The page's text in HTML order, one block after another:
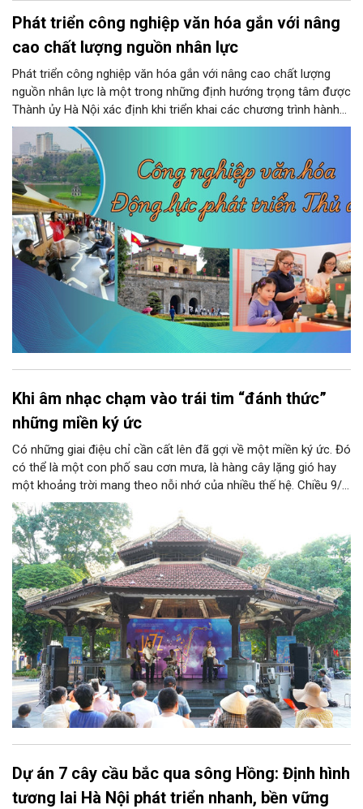
Phát triển công nghiệp văn hóa gắn với nâng
cao chất lượng nguồn nhân lực
Phát triển công nghiệp văn hóa gắn với nâng cao chất lượng
nguồn nhân lực là một trong những định hướng trọng tâm được
Thành ủy Hà Nội xác định khi triển khai các chương trình hành
động thực hiện các nghị quyết của Bộ Chính trị về giáo dục -
đào tạo, y tế và văn hóa. Theo kết luận của đồng chí Nguyễn
Văn Phong, Phó Bí thư Thành ủy, nhiều nhiệm vụ, giải pháp đồng
bộ đã được đặt ra nhằm phát huy nguồn lực con người, khơi
dậy sức mạnh văn hóa và tạo nền tảng cho sự phát triển bền
vững của Thủ đô.
Khi âm nhạc chạm vào trái tim “đánh thức”
những miền ký ức
Có những giai điệu chỉ cần cất lên đã gợi về một miền ký ức. Đó
có thể là một con phố sau cơn mưa, là hàng cây lặng gió hay
một khoảng trời mang theo nỗi nhớ của nhiều thế hệ. Chiều 9/8,
tại Nhà Bát Giác - Vườn hoa Lý Thái Tổ, chương trình “Âm nhạc
cuối tuần” sẽ mở ra một không gian như thế, nơi mỗi tác phẩm
trở thành một lát cắt tinh tế về vẻ đẹp của con người và đời
sống.
Dự án 7 cây cầu bắc qua sông Hồng: Định hình
tương lai Hà Nội phát triển nhanh, bền vững